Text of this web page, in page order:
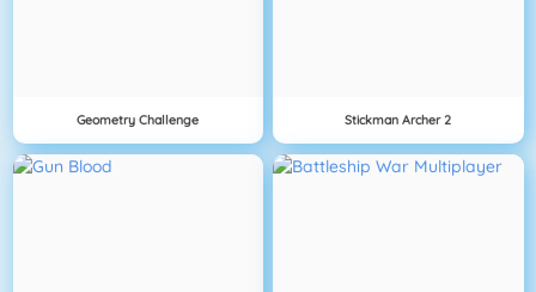
Geometry Challenge Stickman Archer 2